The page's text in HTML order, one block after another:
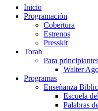
Inicio
Programación
Cobertura
Estrenos
Presskit
Torah
Para
Walter
Programas
Enseñanza
Escuela
Palabras